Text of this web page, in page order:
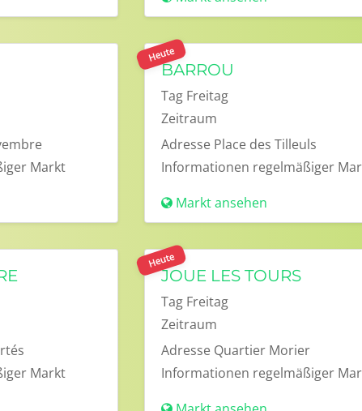
Markt
Heute
BARROU
Tag Freitag
Zeitraum
Adresse Place des Tilleuls
Informationen regelmäßiger
Markt ansehen
Markt
Heute
JOUE LES TOURS
Tag Freitag
Zeitraum
Adresse Quartier Morier
Informationen regelmäßiger